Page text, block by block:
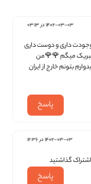
1402-03-03 در 03:13
داری و دوست داری
تبریک میگم 🌹🌹من
بتونم خارج از ایران
پاسخ
1402-03-03 در 12:36
گذاشتید
پاسخ